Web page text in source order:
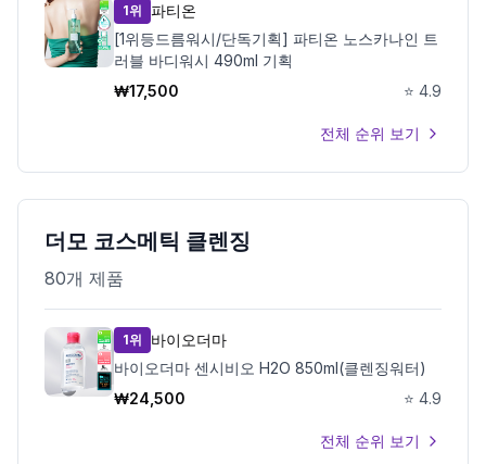
1위 파티온
[1위등드름워시/단독기획] 파티온 노스카나인 트
러블 바디워시 490ml 기획
₩17,500 ⭐ 4.9
전체 순위 보기
더모 코스메틱 클렌징
80개 제품
1위
바이오더마
바이오더마 센시비오 H2O 850ml(클렌징워터)
₩24,500 ⭐ 4.9
전체 순위 보기